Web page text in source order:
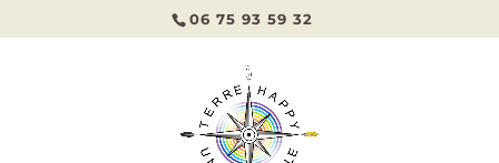
06 75 93 59 32